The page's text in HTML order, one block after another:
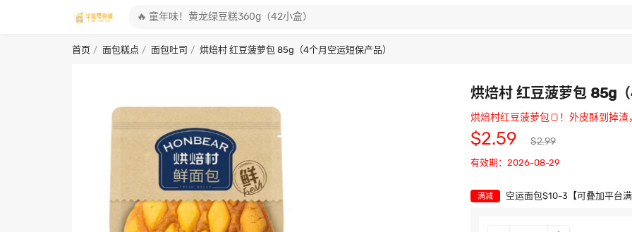
首页 面包糕点 面包吐司 烘焙村 红豆菠萝包 85g（4个月空运短保产品）
烘焙村 红豆菠萝包 85g
烘焙村红豆菠萝包🍞！外皮酥到掉
$2.59 $2.99
有效期：2026-08-29
满减 空运面包$10-3【可叠加平台